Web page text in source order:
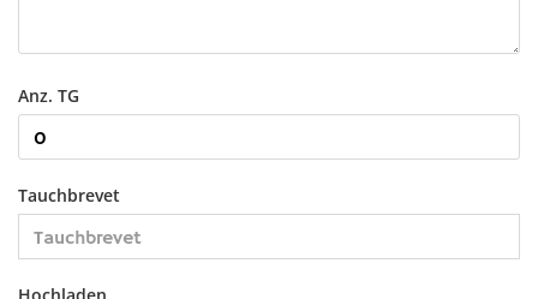
Anz. TG
Tauchbrevet